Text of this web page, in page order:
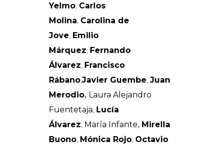
Yelmo, Carlos
Molina, Carolina de
Jove, Emilio
Márquez, Fernando
Álvarez, Francisco
Rábano,Javier Guembe, Juan
Merodio, Laura Alejandro
Fuentetaja, Lucía
Álvarez, María Infante, Mirella
Buono, Mónica Rojo, Octavio